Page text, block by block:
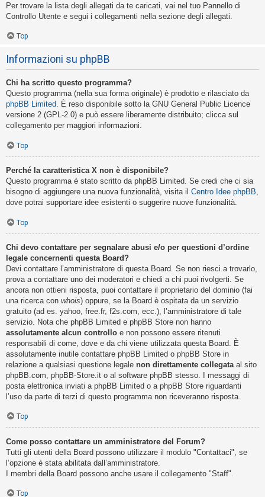
Per trovare la lista degli allegati da te caricati, vai nel tuo Pannello di
Controllo Utente e segui i collegamenti nella sezione degli allegati.
Top
Informazioni su phpBB
Chi ha scritto questo programma?
Questo programma (nella sua forma originale) è prodotto e rilasciato da
phpBB Limited. È reso disponibile sotto la GNU General Public Licence
versione 2 (GPL-2.0) e può essere liberamente distribuito; clicca sul
collegamento per maggiori informazioni.
Top
Perché la caratteristica X non è disponibile?
Questo programma è stato scritto da phpBB Limited. Se credi che ci sia
bisogno di aggiungere una nuova funzionalità, visita il Centro Idee phpBB,
dove potrai supportare idee esistenti o suggerire nuove funzionalità.
Top
Chi devo contattare per segnalare abusi e/o per questioni d’ordine
legale concernenti questa Board?
Devi contattare l’amministratore di questa Board. Se non riesci a trovarlo,
prova a contattare uno dei moderatori e chiedi a chi puoi rivolgerti. Se
ancora non ottieni risposta, puoi contattare il proprietario del dominio (fai
una ricerca con whois) oppure, se la Board è ospitata da un servizio
gratuito (ad es. yahoo, free.fr, f2s.com, ecc.), l’amministratore di tale
servizio. Nota che phpBB Limited e phpBB Store non hanno
assolutamente alcun controllo e non possono essere ritenuti
responsabili di come, dove e da chi viene utilizzata questa Board. È
assolutamente inutile contattare phpBB Limited o phpBB Store in
relazione a qualsiasi questione legale non direttamente collegata al sito
phpBB.com, phpBB-Store.it o al software phpBB stesso. I messaggi di
posta elettronica inviati a phpBB Limited o a phpBB Store riguardanti
l’uso da parte di terzi di questo programma non riceveranno risposta.
Top
Come posso contattare un amministratore del Forum?
Tutti gli utenti della Board possono utilizzare il modulo "Contattaci", se
l’opzione è stata abilitata dall’amministratore.
I membri della Board possono anche usare il collegamento "Staff".
Top